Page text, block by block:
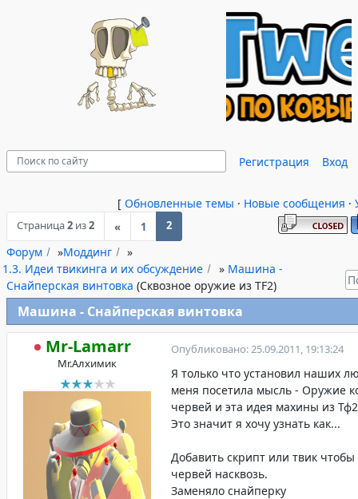
Регистрация Вход
[ Обновленные темы · Новые сообщения ·
Страница2 из2 « 1 2
Форум »Моддинг
»
1.3. Идеи твикинга и их обсуждение
» Машина -
Снайперская винтовка (Сквозное оружие из TF2)
Машина - Снайперская винтовка
Mr-Lamarr
Mr.Алхимик
Опубликовано: 25.09.2011, 19:13:24
Я только что установил наших
меня посетила мысль - Оружие
червей и эта идея махины из Тф2
Это значит я хочу узнать как...
Добавить скрипт или твик
червей насквозь.
Заменяло снайперку